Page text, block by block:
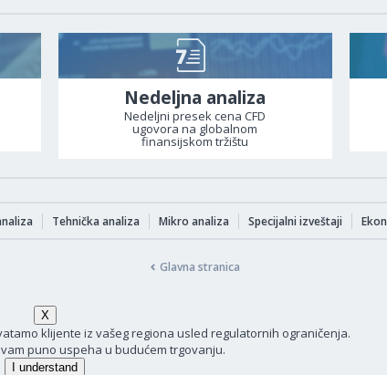
Nedeljna analiza
Nedeljni presek cena CFD
ugovora na globalnom
finansijskom tržištu
Tehnička analiza Mikro analiza Specijalni izveštaji
Glavna stranica
klijente iz vašeg regiona usled regulatornih ograničenja.
puno uspeha u budućem trgovanju.